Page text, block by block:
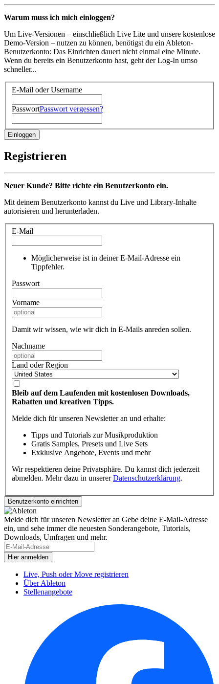
Warum muss ich mich einloggen?
Um Live-Versionen – einschließlich Live Lite und unsere kostenlose
Demo-Version – nutzen zu können, benötigst du ein Ableton-
Benutzerkonto: Das Einrichten dauert nicht einmal eine Minute.
Wenn du bereits ein Benutzerkonto hast, geht der Log-In umso
schneller...
E-Mail oder Username
PasswortPasswort vergessen?
Registrieren
Neuer Kunde? Bitte richte ein Benutzerkonto ein.
Mit deinem Benutzerkonto kannst du Live und Library-Inhalte
autorisieren und herunterladen.
E-Mail
Möglicherweise ist in deiner E-Mail-Adresse ein
Tippfehler.
Passwort
Vorname
Damit wir wissen, wie wir dich in E-Mails anreden sollen.
Nachname
Land oder Region
Bleib auf dem Laufenden mit kostenlosen Downloads,
Rabatten und kreativen Tipps.
Melde dich für unseren Newsletter an und erhalte:
Tipps und Tutorials zur Musikproduktion
Gratis Samples, Presets und Live Sets
Exklusive Angebote, Events und mehr
Wir respektieren deine Privatsphäre. Du kannst dich jederzeit
abmelden. Mehr dazu in unsererDatenschutzerklärung.
Melde dich für unseren Newsletter an Gebe deine E-Mail-Adresse
ein, und sehe immer die neuesten Sonderangebote, Tutorials,
Downloads, Umfragen und mehr.
Live, Push oder Move registrieren
Über Ableton
Stellenangebote